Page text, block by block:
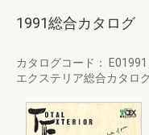
1991総合カタログ
カタログコード： E01991
エクステリア総合カタロ